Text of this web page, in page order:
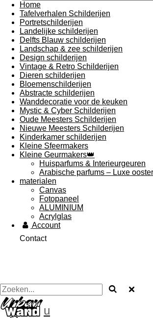
Home
Tafelverhalen Schilderijen
Portretschilderijen
Landelijke schilderijen
Delfts Blauw schilderijen
Landschap & zee schilderijen
Design schilderijen
Vintage & Retro Schilderijen
Dieren schilderijen
Bloemenschilderijen
Abstracte schilderijen
Wanddecoratie voor de keuken
Mystic & Cyber Schilderijen
Oude Meesters Schilderijen
Nieuwe Meesters Schilderijen
Kinderkamer schilderijen
Kleine Sfeermakers
Kleine Geurmakers👑
Huisparfums & Interieurgeuren
Arabische parfums – Luxe
materialen
Canvas
Fotopaneel
ALUMINIUM
Acrylglas
Account
Contact
u